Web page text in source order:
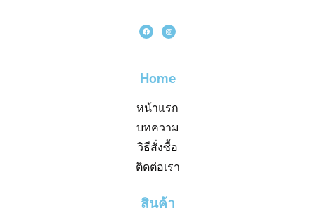
Home
หน้าแรก
บทความ
วิธีสั่งซื้อ
ติดต่อเรา
สินค้า